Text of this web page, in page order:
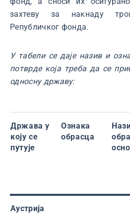
захтеву за накнаду
Републичког фонда.
У табели се даје назив и
потврде која треба да се
односну државу:
Држава у
коју се
путује
Ознака
обрасца
Аустрија